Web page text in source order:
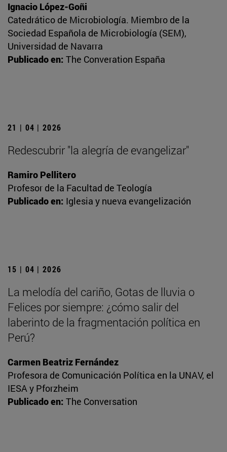
Ignacio López-Goñi
Catedrático de Microbiología. Miembro de la
Sociedad Española de Microbiología (SEM),
Universidad de Navarra
Publicado en: The Converation España
21 | 04 | 2026
Redescubrir "la alegría de evangelizar"
Ramiro Pellitero
Profesor de la Facultad de Teología
Publicado en: Iglesia y nueva evangelización
15 | 04 | 2026
La melodía del cariño, Gotas de lluvia o
Felices por siempre: ¿cómo salir del
laberinto de la fragmentación política en
Perú?
Carmen Beatriz Fernández
Profesora de Comunicación Política en la UNAV, el
IESA y Pforzheim
Publicado en: The Conversation